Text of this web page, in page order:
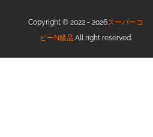
Copyright © 2022 - 2026スーパーコ
ピーN級品.All right reserved.